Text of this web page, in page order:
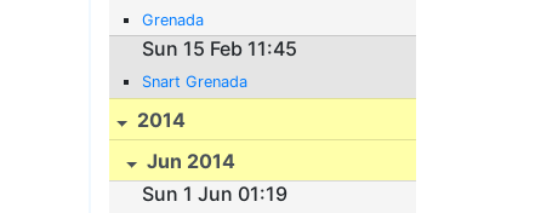
Grenada
Sun 15 Feb 11:45
Snart Grenada
2014
Jun 2014
Sun 1 Jun 01:19